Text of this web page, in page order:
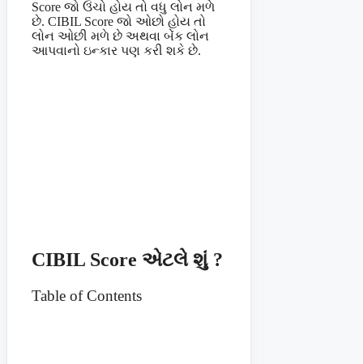
Score જો ઉંચો હોય તો વધુ લોન મળે
છે. CIBIL Score જો ઓછો હોય તો
લોન ઓછી મળે છે અથવા બેંક લોન
આપવાનો ઇન્કાર પણ કરી શકે છે.
CIBIL Score એટલે શું ?
Table of Contents